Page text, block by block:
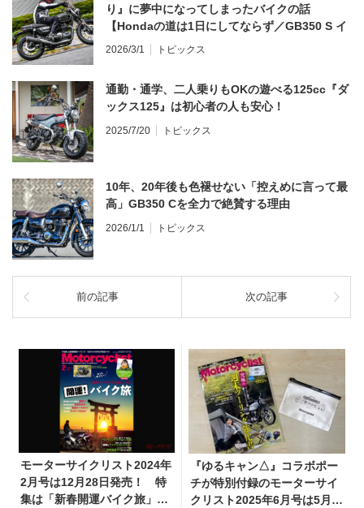
り』に夢中になってしまったバイクの話
【Hondaの道は1日にしてならず／GB350 S イ
ンプレ・レビュー 前編】
2026/3/1 トピックス
通勤・通学、二人乗りもOKの遊べる125cc『ダ
ックス125』は初心者の人も安心！
2025/7/20 トピックス
10年、20年後も色褪せない「控えめに言って最
高」GB350 Cを全力で絶賛する理由
2026/1/1 トピックス
前の記事 次の記事
モーターサイクリスト2024年
2月号は12月28日発売！ 特
集は「新春開運バイク旅」。
『ゆるキャン△』コラボポー
チが特別付録のモーターサイ
クリスト2025年6月号は5月1